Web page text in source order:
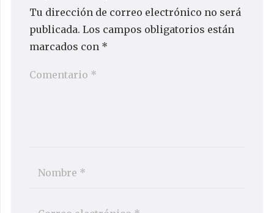
Tu dirección de correo electrónico no será
publicada. Los campos obligatorios están
marcados con *